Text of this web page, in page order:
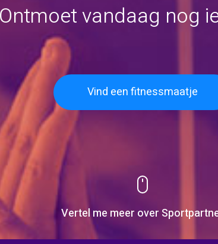
vandaag nog
Vind een fitnessmaatje
Vertel me meer over